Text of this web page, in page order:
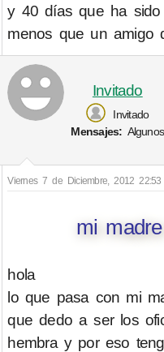
y 40 días que ha
menos que un amigo
Invitado
Invitado
Mensajes: Algunos
Viernes 7 de Diciembre, 2012 22:53
mi
hola
lo que pasa con mi
que dedo a ser los
hembra y por eso